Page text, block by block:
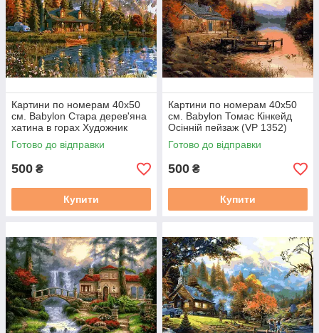
Картини по номерам 40х50
см. Babylon Стара дерев'яна
хатина в горах Художник
Домінік Девісон (VP-1160)
Готово до відправки
500 ₴
Купити
Картини по номерам 40х50
см. Babylon Томас Кінкейд
Осінній пейзаж (VP 1352)
Готово до відправки
500 ₴
Купити